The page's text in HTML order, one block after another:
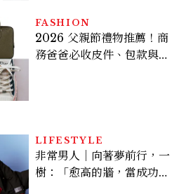
FASHION
2026 父親節禮物推薦！商
務爸爸必收皮件、包款與鞋
LIFESTYLE
非常男人｜向著夢前行，一
樹：「愈高的牆，當成功爬